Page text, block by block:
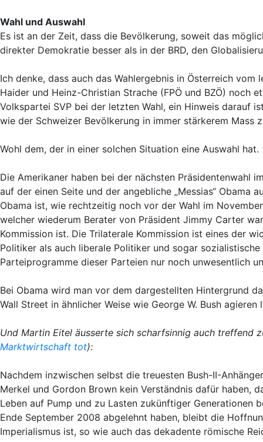
Wahl und Auswahl
Es ist an der Zeit, dass die Bevölkerung, soweit das
direkter Demokratie besser als in der BRD, den
Ich denke, dass auch das Wahlergebnis in Österreich
Haider und Heinz-Christian Strache (FPÖ und BZÖ) noch
Volkspartei SVP bei der letzten Wahl, ein Hinweis darauf
wie der Schweizer Bevölkerung in immer stärkerem Mass
Wohl dem, der in einer solchen Situation eine Auswahl hat.
Die Amerikaner haben bei der nächsten Präsidentenwahl
auf der einen Seite und der angebliche „Messias“ Obama
Obama ist, wie rechtzeitig noch vor der Wahl im
welcher wiederum Berater von Präsident Jimmy Carter
Kommission ist. Die Trilaterale Kommission ist eines der
Politiker als auch liberale Politiker und sogar
Parteiprogramme dieser Parteien nur noch unwesentlich
Bei Obama wird man vor dem dargestellten Hintergrund
Wall Street in ähnlicher Weise wie George W. Bush agieren
Und Martin Eitel äusserte sich scharfsinnig auch treffend
Marktwirtschaft tot):
Nachdem inzwischen selbst die treuesten Bush-II-
Merkel und Gordon Brown kein Verständnis dafür haben,
Leben auf Pump und zu Lasten zukünftiger Generationen
Ende September 2008 abgelehnt haben, bleibt die
Imperialismus ist, so wie auch das dekadente römische